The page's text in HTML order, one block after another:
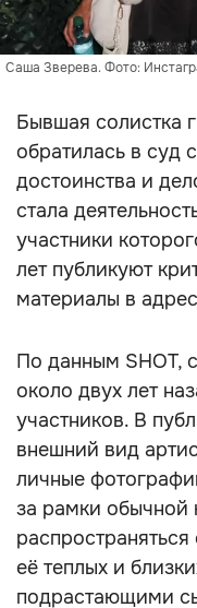
Саша Зверева. Фото:
Бывшая солистка
обратилась в суд
достоинства и
стала
участники
лет публикуют
материалы в
По данным SHOT,
около двух лет
участников. В
внешний вид
личные
за рамки обычной
её теплых и
подрастающими